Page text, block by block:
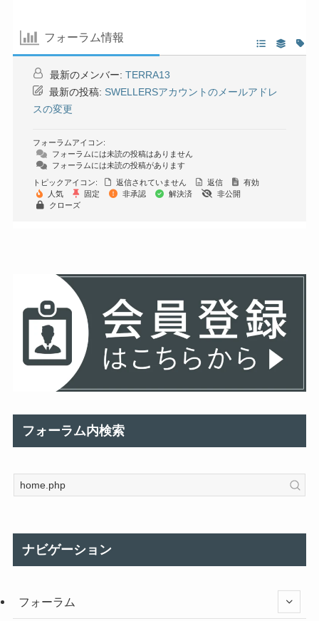
フォーラム情報
最新のメンバー: TERRA13
最新の投稿: SWELLERSアカウントのメールアドレ
スの変更
フォーラムアイコン:
フォーラムには未読の投稿はありません
フォーラムには未読の投稿があります
トピックアイコン:
返信されていません 返信
有効
人気
固定 非承認 解決済
非公開
クローズ
フォーラム内検索
ナビゲーション
フォーラム